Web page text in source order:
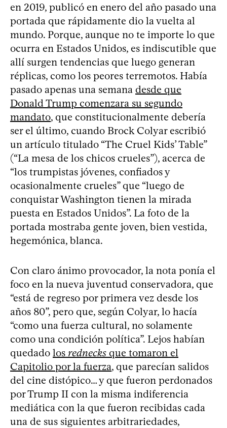
en 2019, publicó en enero del año pasado una
portada que rápidamente dio la vuelta al
mundo. Porque, aunque no te importe lo que
ocurra en Estados Unidos, es indiscutible que
allí surgen tendencias que luego generan
réplicas, como los peores terremotos. Había
pasado apenas una semana desde que
Donald Trump comenzara su segundo
mandato, que constitucionalmente debería
ser el último, cuando Brock Colyar escribió
un artículo titulado “The Cruel Kids’ Table”
(“La mesa de los chicos crueles”), acerca de
“los trumpistas jóvenes, confiados y
ocasionalmente crueles” que “luego de
conquistar Washington tienen la mirada
puesta en Estados Unidos”. La foto de la
portada mostraba gente joven, bien vestida,
hegemónica, blanca.
Con claro ánimo provocador, la nota ponía el
foco en la nueva juventud conservadora, que
“está de regreso por primera vez desde los
años 80”, pero que, según Colyar, lo hacía
“como una fuerza cultural, no solamente
como una condición política”. Lejos habían
quedado los rednecks que tomaron el
Capitolio por la fuerza, que parecían salidos
del cine distópico… y que fueron perdonados
por Trump II con la misma indiferencia
mediática con la que fueron recibidas cada
una de sus siguientes arbitrariedades,